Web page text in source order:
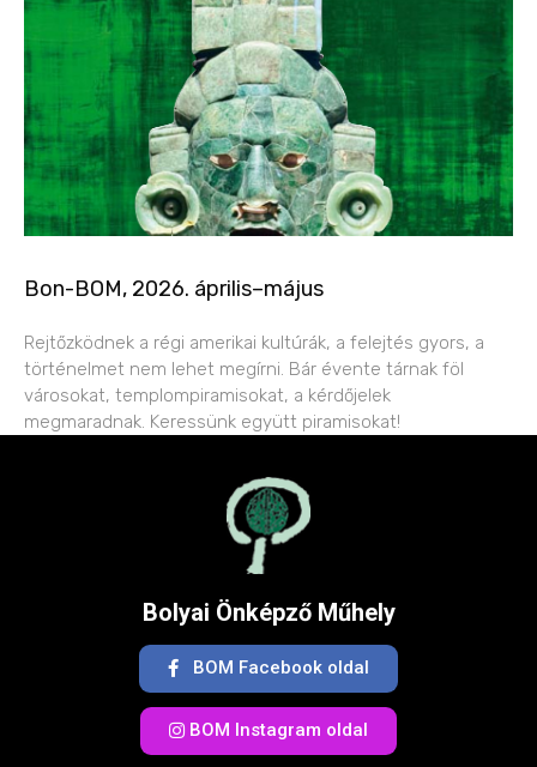
Bon-BOM, 2026. április–május
Rejtőzködnek a régi amerikai kultúrák, a felejtés gyors, a
történelmet nem lehet megírni. Bár évente tárnak föl
városokat, templompiramisokat, a kérdőjelek
megmaradnak. Keressünk együtt piramisokat!
Bolyai Önképző Műhely
BOM Facebook oldal
BOM Instagram oldal